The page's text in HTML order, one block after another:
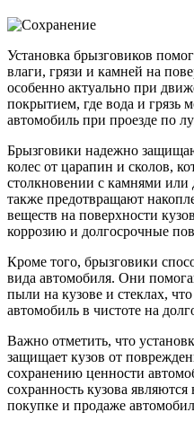
Установка брызговиков
влаги, грязи и камней на
особенно актуально при
покрытием, где вода и грязь
автомобиль при проезде по
Брызговики надежно
колес от царапин и сколов,
столкновении с камнями
также предотвращают
веществ на поверхности
коррозию и долгосрочные
Кроме того, брызговики
вида автомобиля. Они
пыли на кузове и стеклах,
автомобиль в чистоте на
Важно отметить, что
защищает кузов от
сохранению ценности
сохранность кузова
покупке и продаже